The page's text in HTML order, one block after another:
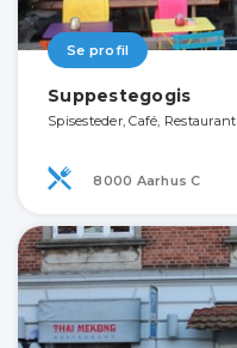
Se profil
Suppestegogis
Spisesteder, Café, Restaurant
8000 Aarhus C